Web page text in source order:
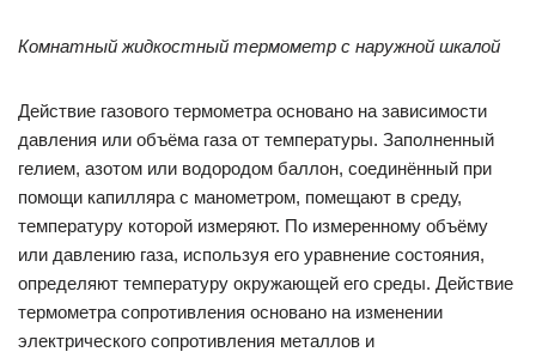
Комнатный жидкостный термометр с наружной шкалой
Действие газового термометра основано на зависимости
давления или объёма газа от температуры. Заполненный
гелием, азотом или водородом баллон, соединённый при
помощи капилляра с манометром, помещают в среду,
температуру которой измеряют. По измеренному объёму
или давлению газа, используя его уравнение состояния,
определяют температуру окружающей его среды. Действие
термометра сопротивления основано на изменении
электрического сопротивления металлов и